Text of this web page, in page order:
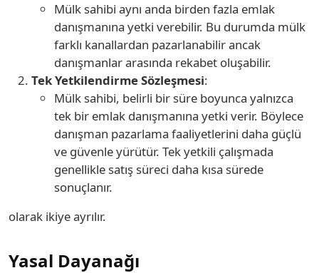
Mülk sahibi aynı anda birden fazla emlak
danışmanına yetki verebilir. Bu durumda mülk
farklı kanallardan pazarlanabilir ancak
danışmanlar arasında rekabet oluşabilir.
Tek Yetkilendirme Sözleşmesi:
Mülk sahibi, belirli bir süre boyunca yalnızca
tek bir emlak danışmanına yetki verir. Böylece
danışman pazarlama faaliyetlerini daha güçlü
ve güvenle yürütür. Tek yetkili çalışmada
genellikle satış süreci daha kısa sürede
sonuçlanır.
olarak ikiye ayrılır.
Yasal Dayanağı